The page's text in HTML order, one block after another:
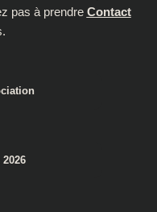
pas à prendre Contact